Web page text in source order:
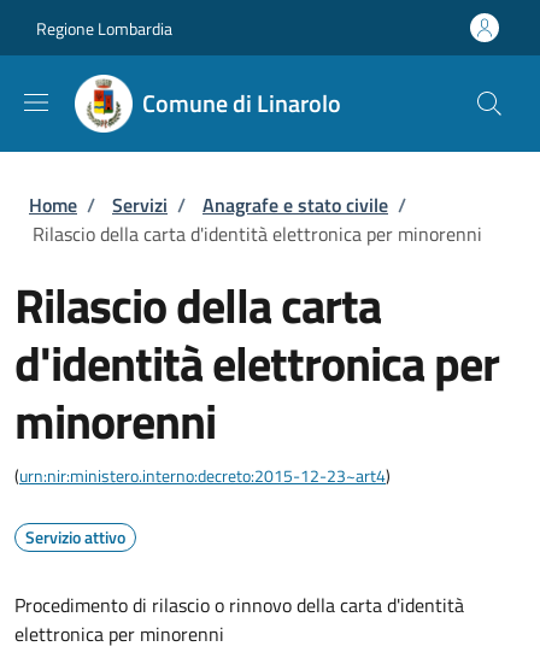
Regione Lombardia
Comune di Linarolo
Briciole di pane
Home / Servizi / Anagrafe e stato civile /
Rilascio della carta d'identità elettronica per minorenni
Rilascio della carta
d'identità elettronica per
minorenni
(urn:nir:ministero.interno:decreto:2015-12-23~art4)
Servizio attivo
Procedimento di rilascio o rinnovo della carta d'identità
elettronica per minorenni